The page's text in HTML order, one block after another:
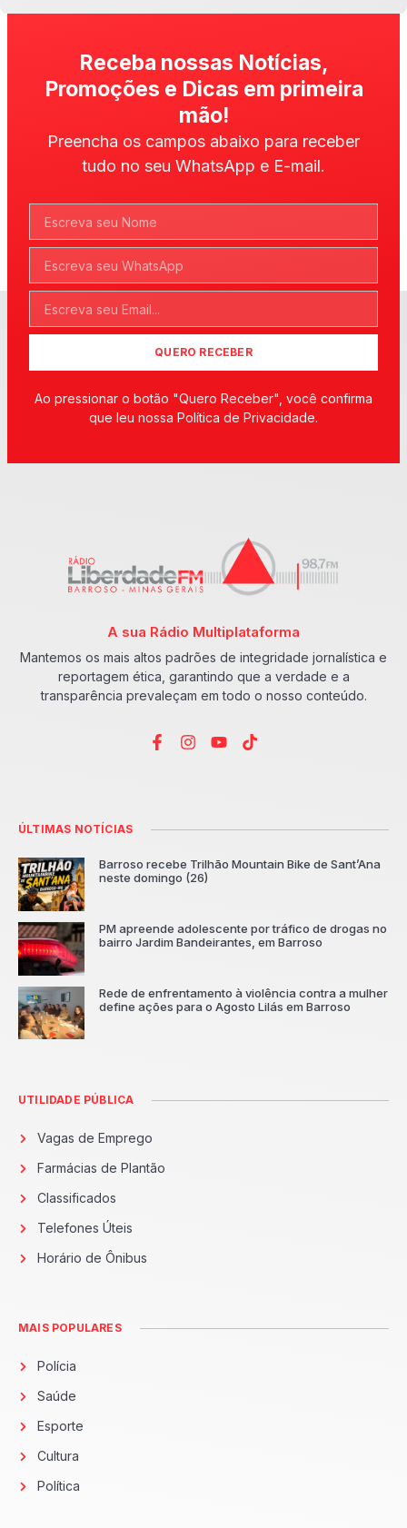
Receba nossas Notícias,
Promoções e Dicas em primeira
mão!
Preencha os campos abaixo para receber
tudo no seu WhatsApp e E-mail.
QUERO RECEBER
Ao pressionar o botão "Quero Receber", você confirma
que leu nossa Política de Privacidade.
A sua Rádio Multiplataforma
Mantemos os mais altos padrões de integridade jornalística e
reportagem ética, garantindo que a verdade e a
transparência prevaleçam em todo o nosso conteúdo.
ÚLTIMAS NOTÍCIAS
Barroso recebe Trilhão Mountain Bike de Sant’Ana
neste domingo (26)
PM apreende adolescente por tráfico de drogas no
bairro Jardim Bandeirantes, em Barroso
Rede de enfrentamento à violência contra a mulher
define ações para o Agosto Lilás em Barroso
UTILIDADE PÚBLICA
Vagas de Emprego
Farmácias de Plantão
Classificados
Telefones Úteis
Horário de Ônibus
MAIS POPULARES
Polícia
Saúde
Esporte
Cultura
Política